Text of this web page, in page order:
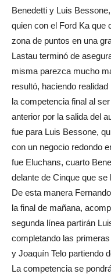
Benedetti y Luis
quien con el Ford Ka que
zona de puntos en una
Lastau terminó de
misma parezca mucho
resultó, haciendo
la competencia final al
anterior por la salida del
fue para Luis Bessone,
con un negocio redondo
fue Eluchans, cuarto
delante de Cinque que se
De esta manera
la final de mañana,
segunda línea partirán
completando las
y Joaquín Telo partiendo
La competencia se